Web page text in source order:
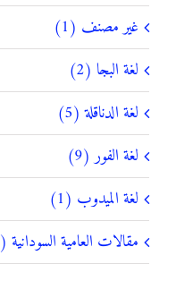
غير مصنف (1)
لغة البجا (2)
لغة الدناقلة (5)
لغة الفور (9)
لغة الميدوب (1)
مقالات العامية السودانية (57)